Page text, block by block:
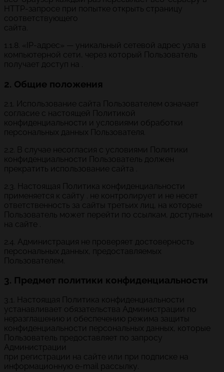
HTTP-запросе при попытке открыть страницу
соответствующего
сайта.
1.1.8. «IP-адрес» — уникальный сетевой адрес узла в
компьютерной сети, через который Пользователь
получает доступ на .
2. Общие положения
2.1. Использование сайта Пользователем означает
согласие с настоящей Политикой
конфиденциальности и условиями обработки
персональных данных Пользователя.
2.2. В случае несогласия с условиями Политики
конфиденциальности Пользователь должен
прекратить использование сайта .
2.3. Настоящая Политика конфиденциальности
применяется к сайту . не контролирует и не несет
ответственность за сайты третьих лиц, на которые
Пользователь может перейти по ссылкам, доступным
на сайте .
2.4. Администрация не проверяет достоверность
персональных данных, предоставляемых
Пользователем.
3. Предмет политики конфиденциальности
3.1. Настоящая Политика конфиденциальности
устанавливает обязательства Администрации по
неразглашению и обеспечению режима защиты
конфиденциальности персональных данных, которые
Пользователь предоставляет по запросу
Администрации
при регистрации на сайте или при подписке на
информационную e-mail рассылку.